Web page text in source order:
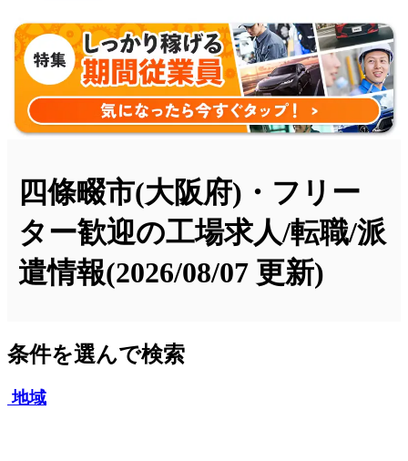
四條畷市(大阪府)・フリー
ター歓迎の工場求人/転職/派
遣情報(2026/08/07 更新)
条件を選んで検索
地域